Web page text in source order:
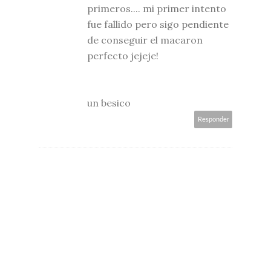
primeros.... mi primer intento
fue fallido pero sigo pendiente
de conseguir el macaron
perfecto jejeje!
un besico
Responder